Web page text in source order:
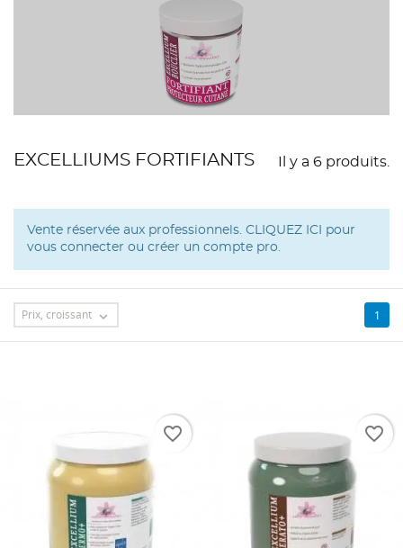
EXCELLIUMS FORTIFIANTS Il y a 6 produits.
Vente réservée aux professionnels. CLIQUEZ ICI
pour
vous connecter ou créer un compte pro.
Prix, croissant  1
favorite_border favorite_border